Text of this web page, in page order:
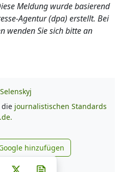
Meldung wurde basierend
Agentur (dpa) erstellt. Bei
wenden Sie sich bitte an
die journalistischen Standards
news.de zu Google
hinzufügen
auf Facebook
Teilen auf Whatsapp
Teilen auf Telegram